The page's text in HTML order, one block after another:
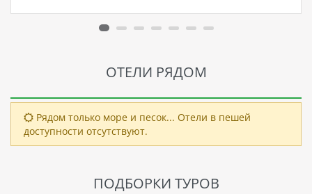
ОТЕЛИ РЯДОМ
Рядом только море и песок... Отели в пешей
доступности отсутствуют.
ПОДБОРКИ ТУРОВ